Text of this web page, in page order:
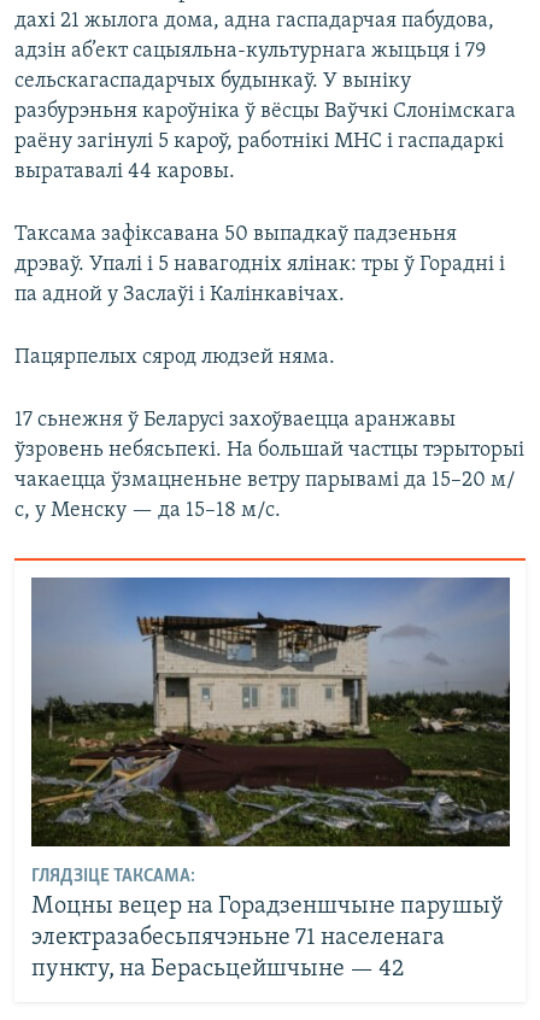
дахі 21 жылога дома, адна гаспадарчая пабудова,
адзін аб’ект сацыяльна-культурнага жыцьця і 79
сельскагаспадарчых будынкаў. У выніку
разбурэньня кароўніка ў вёсцы Ваўчкі Слонімскага
раёну загінулі 5 кароў, работнікі МНС і гаспадаркі
выратавалі 44 каровы.
Таксама зафіксавана 50 выпадкаў падзеньня
дрэваў. Упалі і 5 навагодніх ялінак: тры ў Горадні і
па адной у Заслаўі і Калінкавічах.
Пацярпелых сярод людзей няма.
17 сьнежня ў Беларусі захоўваецца аранжавы
ўзровень небясьпекі. На большай частцы тэрыторыі
чакаецца ўзмацненьне ветру парывамі да 15–20 м/
с, у Менску — да 15–18 м/с.
ГЛЯДЗІЦЕ ТАКСАМА:
Моцны вецер на Горадзеншчыне парушыў
электразабесьпячэньне 71 населенага
пункту, на Берасьцейшчыне — 42